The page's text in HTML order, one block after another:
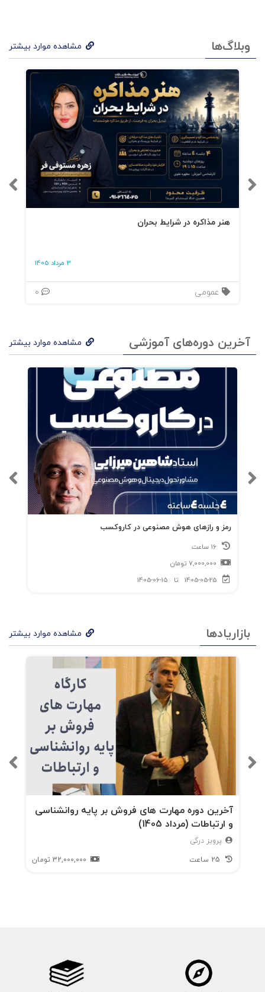
وبلاگ‌ها مشاهده موارد بیشتر
هنر مذاکره در شرایط بحران
3 مرداد 1405
عمومی
آخرین دوره‌های آموزشی مشاهده موارد بیشتر
رمز و رازهای هوش مصنوعی در کاروکسب
7,000,000 تومان
1405-05-25
تا 1405-06-15
بازاریادها مشاهده موارد بیشتر
آخرین دوره مهارت های فروش بر پایه روانشناسی
و ارتباطات (مرداد 1405)
پرویز درگی
32,000,000 تومان